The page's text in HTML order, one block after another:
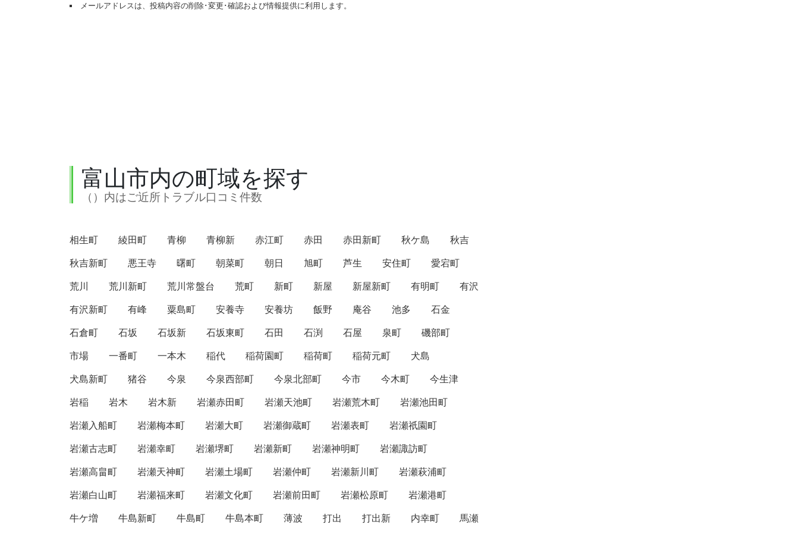
メールアドレスは、投稿内容の削除･変更･確認および情報提供に利用します。
富山市内の町域を探す
（）内はご近所トラブル口コミ件数
相生町 綾田町 青柳 青柳新 赤江町 赤田 赤田新町 秋ケ島
秋吉
秋吉新町
悪王寺 曙町 朝菜町 朝日 旭町 芦生 安住町
愛宕町
荒川
荒川新町 荒川常盤台 荒町 新町 新屋 新屋新町 有明町
有沢
有沢新町
有峰 粟島町 安養寺 安養坊 飯野 庵谷 池多
石金
石倉町
石坂 石坂新 石坂東町 石田 石渕 石屋 泉町
磯部町
市場
一番町 一本木 稲代 稲荷園町 稲荷町 稲荷元町
犬島
犬島新町
猪谷 今泉 今泉西部町 今泉北部町 今市 今木町
今生津
岩稲
岩木 岩木新 岩瀬赤田町 岩瀬天池町 岩瀬荒木町
岩瀬池田町
岩瀬入船町
岩瀬梅本町 岩瀬大町 岩瀬御蔵町 岩瀬表町
岩瀬祇園町
岩瀬古志町
岩瀬幸町 岩瀬堺町 岩瀬新町 岩瀬神明町
岩瀬諏訪町
岩瀬高畠町
岩瀬天神町 岩瀬土場町 岩瀬仲町 岩瀬新川町
岩瀬萩浦町
岩瀬白山町
岩瀬福来町 岩瀬文化町 岩瀬前田町 岩瀬松原町
岩瀬港町
牛ケ増
牛島新町 牛島町 牛島本町 薄波 打出 打出新 内幸町
馬瀬